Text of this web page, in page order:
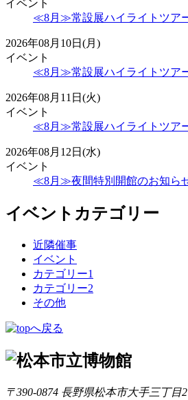
イベント
≪8月≫常設展ハイライトツア
2026年08月10日(月)
イベント
≪8月≫常設展ハイライトツア
2026年08月11日(火)
イベント
≪8月≫常設展ハイライトツア
2026年08月12日(水)
イベント
≪8月≫夜間特別開館のお知ら
イベントカテゴリー
近隣催事
イベント
カテゴリー1
カテゴリー2
その他
〒390-0874 長野県松本市大手三丁目